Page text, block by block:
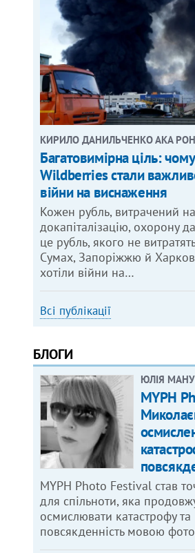
КИРИЛО ДАНИЛЬЧЕНКО АКА
Багатовимірна ціль:
Wildberries стали
війни на виснаження
Кожен рубль, витрачений на
докапіталізацію, охорону
це рубль, якого не
Сумах, Запоріжжю й
хотіли війни на…
Всі публікації
БЛОГИ
ЮЛІЯ
MYPH
MYPH Photo Festival став
для спільноти, яка
осмислювати катастрофу та
повсякденність мовою